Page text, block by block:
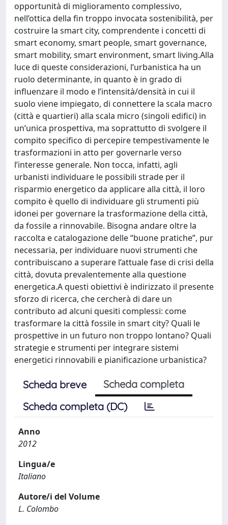
opportunità di miglioramento complessivo,
nell’ottica della fin troppo invocata sostenibilità, per
costruire la smart city, comprendente i concetti di
smart economy, smart people, smart governance,
smart mobility, smart environment, smart living.Alla
luce di queste considerazioni, l’urbanistica ha un
ruolo determinante, in quanto è in grado di
influenzare il modo e l’intensità/densità in cui il
suolo viene impiegato, di connettere la scala macro
(città e quartieri) alla scala micro (singoli edifici) in
un’unica prospettiva, ma soprattutto di svolgere il
compito specifico di percepire tempestivamente le
trasformazioni in atto per governarle verso
l’interesse generale. Non tocca, infatti, agli
urbanisti individuare le possibili strade per il
risparmio energetico da applicare alla città, il loro
compito è quello di individuare gli strumenti più
idonei per governare la trasformazione della città,
da fossile a rinnovabile. Bisogna andare oltre la
raccolta e catalogazione delle “buone pratiche”, pur
necessaria, per individuare nuovi strumenti che
contribuiscano a superare l’attuale fase di crisi della
città, dovuta prevalentemente alla questione
energetica.A questi obiettivi è indirizzato il presente
sforzo di ricerca, che cercherà di dare un
contributo ad alcuni quesiti complessi: come
trasformare la città fossile in smart city? Quali le
prospettive in un futuro non troppo lontano? Quali
strategie e strumenti per integrare sistemi
energetici rinnovabili e pianificazione urbanistica?
Scheda breve
Scheda completa
Scheda completa (DC)
Anno
2012
Lingua/e
Italiano
Autore/i del Volume
L. Colombo